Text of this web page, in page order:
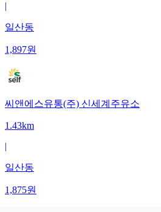
|
일산동
1,897원
씨앤에스유통(주) 신세계주유소
1.43km
|
일산동
1,875원